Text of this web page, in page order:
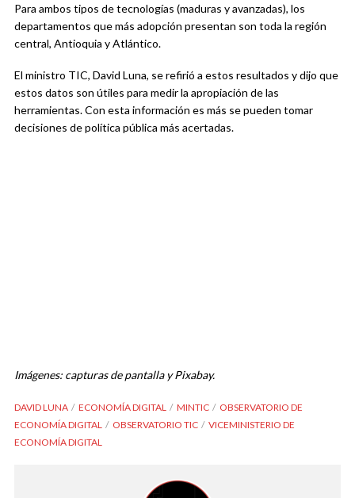
Para ambos tipos de tecnologías (maduras y avanzadas), los
departamentos que más adopción presentan son toda la región
central, Antioquia y Atlántico.
El ministro TIC, David Luna, se refirió a estos resultados y dijo que
estos datos son útiles para medir la apropiación de las
herramientas. Con esta información es más se pueden tomar
decisiones de política pública más acertadas.
Imágenes: capturas de pantalla y Pixabay.
DAVID LUNA ECONOMÍA DIGITAL MINTIC
OBSERVATORIO DE
ECONOMÍA DIGITAL
OBSERVATORIO TIC
VICEMINISTERIO DE
ECONOMÍA DIGITAL